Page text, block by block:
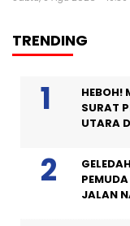
TRENDING
HEBOH!
SURAT
UTARA
JALAN